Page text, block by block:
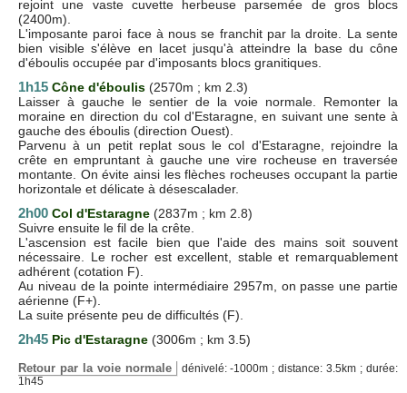
rejoint une vaste cuvette herbeuse parsemée de gros blocs
(2400m).
L'imposante paroi face à nous se franchit par la droite. La sente
bien visible s'élève en lacet jusqu'à atteindre la base du cône
d'éboulis occupée par d'imposants blocs granitiques.
1h15 Cône d'éboulis (2570m ; km 2.3)
Laisser à gauche le sentier de la voie normale. Remonter la
moraine en direction du col d'Estaragne, en suivant une sente à
gauche des éboulis (direction Ouest).
Parvenu à un petit replat sous le col d'Estaragne, rejoindre la
crête en empruntant à gauche une vire rocheuse en traversée
montante. On évite ainsi les flèches rocheuses occupant la partie
horizontale et délicate à désescalader.
2h00 Col d'Estaragne (2837m ; km 2.8)
Suivre ensuite le fil de la crête.
L'ascension est facile bien que l'aide des mains soit souvent
nécessaire. Le rocher est excellent, stable et remarquablement
adhérent (cotation F).
Au niveau de la pointe intermédiaire 2957m, on passe une partie
aérienne (F+).
La suite présente peu de difficultés (F).
2h45 Pic d'Estaragne (3006m ; km 3.5)
Retour par la voie normale
dénivelé: -1000m ; distance: 3.5km ; durée:
1h45